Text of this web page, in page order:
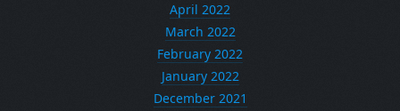
April 2022
March 2022
February 2022
January 2022
December 2021